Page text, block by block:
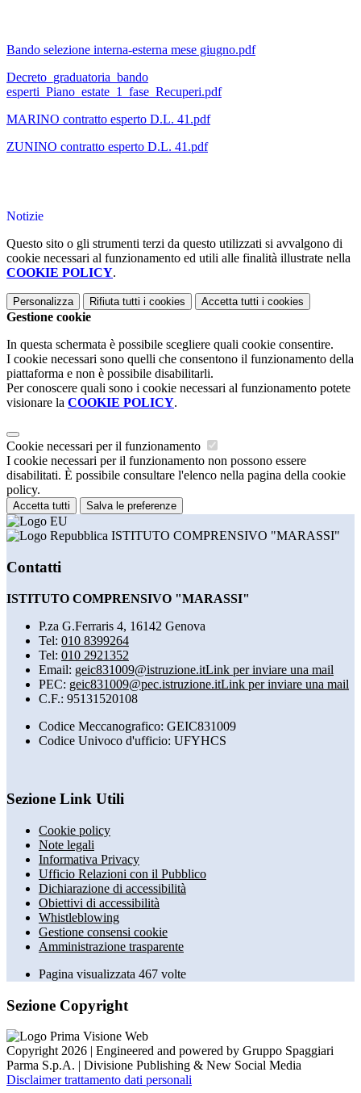
Bando selezione interna-esterna mese giugno.pdf
Decreto_graduatoria_bando
esperti_Piano_estate_1_fase_Recuperi.pdf
MARINO contratto esperto D.L. 41.pdf
ZUNINO contratto esperto D.L. 41.pdf
Notizie
Questo sito o gli strumenti terzi da questo utilizzati si avvalgono di
cookie necessari al funzionamento ed utili alle finalità illustrate nella
COOKIE POLICY.
Personalizza Rifiuta tutti i cookies Accetta tutti i cookies
Gestione cookie
In questa schermata è possibile scegliere quali cookie consentire.
I cookie necessari sono quelli che consentono il funzionamento della
piattaforma e non è possibile disabilitarli.
Per conoscere quali sono i cookie necessari al funzionamento potete
visionare la COOKIE POLICY.
Cookie necessari per il funzionamento
I cookie necessari per il funzionamento non possono essere
disabilitati. È possibile consultare l'elenco nella pagina della cookie
policy.
Accetta tutti Salva le preferenze
ISTITUTO COMPRENSIVO "MARASSI"
Contatti
ISTITUTO COMPRENSIVO "MARASSI"
P.za G.Ferraris 4, 16142 Genova
Tel: 010 8399264
Tel: 010 2921352
Email: geic831009@istruzione.itLink per inviare una mail
PEC: geic831009@pec.istruzione.itLink per inviare una mail
C.F.: 95131520108
Codice Meccanografico: GEIC831009
Codice Univoco d'ufficio: UFYHCS
Sezione Link Utili
Cookie policy
Note legali
Informativa Privacy
Ufficio Relazioni con il Pubblico
Dichiarazione di accessibilità
Obiettivi di accessibilità
Whistleblowing
Gestione consensi cookie
Amministrazione trasparente
Pagina visualizzata 467 volte
Sezione Copyright
Copyright 2026 | Engineered and powered by Gruppo Spaggiari
Parma S.p.A. | Divisione Publishing & New Social Media
Disclaimer trattamento dati personali